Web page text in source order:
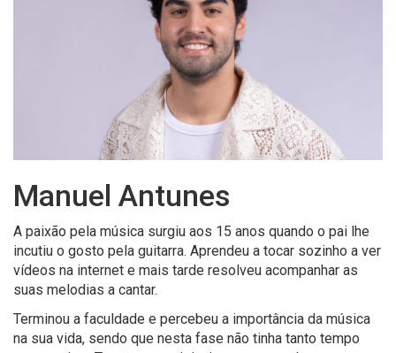
Manuel Antunes
A paixão pela música surgiu aos 15 anos quando o pai lhe
incutiu o gosto pela guitarra. Aprendeu a tocar sozinho a ver
vídeos na internet e mais tarde resolveu acompanhar as
suas melodias a cantar.
Terminou a faculdade e percebeu a importância da música
na sua vida, sendo que nesta fase não tinha tanto tempo